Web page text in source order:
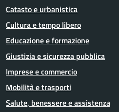
Catasto e urbanistica
Cultura e tempo libero
Educazione e formazione
Giustizia e sicurezza pubblica
Imprese e commercio
Mobilità e trasporti
Salute, benessere e assistenza